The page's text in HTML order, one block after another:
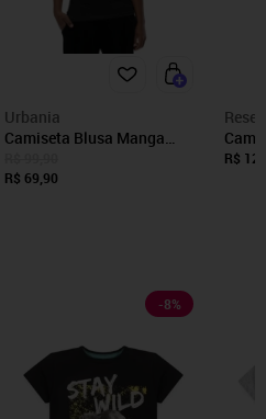
Urbania
Camiseta Blusa Manga
Algodão Preta Preto
R$ 69,90
Mini
R$
-8%